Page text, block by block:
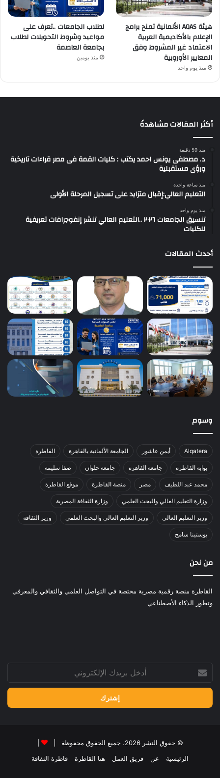
هيئة AQAS الألمانية تمنح برامج
الإعلام بالأكاديمية العربية
الاعتماد غير المشروط وفق
المعايير الأوروبية
منذ يوم واحد
لطلاب الجامعات ..تعرف على
مواعيد وشروط التحويلات لطلاب
بجامعة العاصمة
منذ يومين
أكثر المقالات مشاهدةً
منذ 59 دقيقة
د. مصطفى يونس احمد يكتب : كليات القمة فى مصر قراءات تاريخية
ورؤى مستقبلية
منذ ساعة واحدة
التعليم العالي:إقبال متزايد على تسجيل المرحلة الأولى
منذ يوم واحد
تنسيق الجامعات ٢٠٢٦ ..التعليم العالي تنشر إنفوجرافات تعريفية
للكليات
أحدث المقالات
وسوم
Alqatera أيمن عاشور الجامعة الألمانية بالقاهرة القاطرة
بوابة القاطرة جامعة القاهرة جامعة حلوان صفا سليمة
محمد عبد اللطيف مصر منصة القاطرة موقع القاطرة
وزارة التعليم العالي والبحث العلمي وزارة الثقافة المصرية
وزير التعليم العالي وزير التعليم العالي والبحث العلمي وزير الثقافة
يوستينا سامح
من نحن
القاطرة منصة رقمية مصرية مختصة في التواصل العلمي والثقافي والمعرفي
وتطور الذكاء الأصطناعي
بريدك
الإلكتروني
© حقوق النشر 2026، جميع الحقوق محفوظة |
الرئيسية
عن فريق العمل هنا القاطرة قاطرة الثقافة